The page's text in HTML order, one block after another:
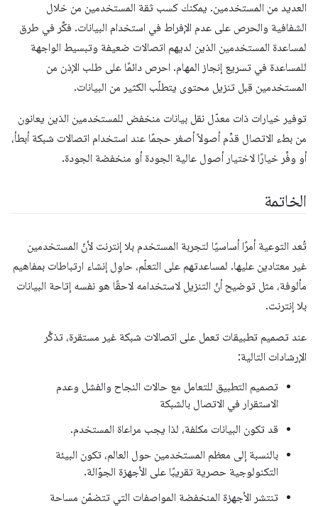
العديد من المستخدمين. يمكنك كسب ثقة المستخدمين من خلال
الشفافية والحرص على عدم الإفراط في استخدام البيانات. فكِّر في طرق
لمساعدة المستخدمين الذين لديهم اتصالات ضعيفة وتبسيط الواجهة
للمساعدة في تسريع إنجاز المهام. احرص دائمًا على طلب الإذن من
المستخدمين قبل تنزيل محتوى يتطلّب الكثير من البيانات.
توفير خيارات ذات معدّل نقل بيانات منخفض للمستخدمين الذين يعانون
من بطء الاتصال قدِّم أصولاً أصغر حجمًا عند استخدام اتصالات شبكة أبطأ،
أو وفِّر خيارًا لاختيار أصول عالية الجودة أو منخفضة الجودة.
الخاتمة
تُعد التوعية أمرًا أساسيًا لتجربة المستخدم بلا إنترنت لأنّ المستخدمين
غير معتادين عليها. لمساعدتهم على التعلّم، حاوِل إنشاء ارتباطات بمفاهيم
مألوفة، مثل توضيح أنّ التنزيل لاستخدامه لاحقًا هو نفسه إتاحة البيانات
بلا إنترنت.
عند تصميم تطبيقات تعمل على اتصالات شبكة غير مستقرة، تذكَّر
الإرشادات التالية:
تصميم التطبيق للتعامل مع حالات النجاح والفشل وعدم
الاستقرار في الاتصال بالشبكة
قد تكون البيانات مكلفة، لذا يجب مراعاة المستخدم.
بالنسبة إلى معظم المستخدمين حول العالم، تكون البيئة
التكنولوجية حصرية تقريبًا على الأجهزة الجوّالة.
تنتشر الأجهزة المنخفضة المواصفات التي تتضمّن مساحة